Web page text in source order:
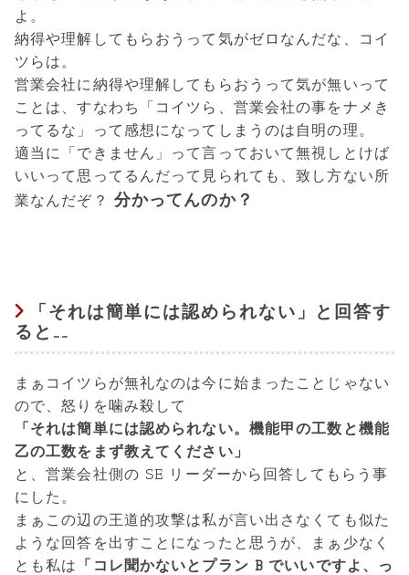
よ。
納得や理解してもらおうって気がゼロなんだな、コイ
ツらは。
営業会社に納得や理解してもらおうって気が無いって
ことは、すなわち「コイツら、営業会社の事をナメき
ってるな」って感想になってしまうのは自明の理。
適当に「できません」って言っておいて無視しとけば
いいって思ってるんだって見られても、致し方ない所
業なんだぞ？ 分かってんのか？
「それは簡単には認められない」と回答す
ると……
まぁコイツらが無礼なのは今に始まったことじゃない
ので、怒りを噛み殺して
「それは簡単には認められない。機能甲の工数と機能
乙の工数をまず教えてください」
と、営業会社側の SE リーダーから回答してもらう事
にした。
まぁこの辺の王道的攻撃は私が言い出さなくても似た
ような回答を出すことになったと思うが、まぁ少なく
とも私は 「コレ聞かないとプラン B でいいですよ、っ